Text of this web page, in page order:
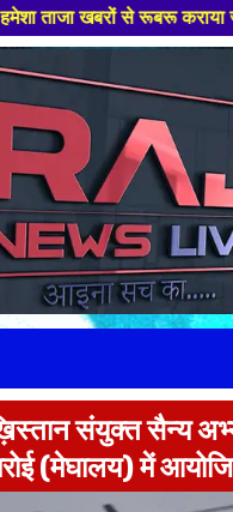
से रूबरू कराया जाएगा ,
संयुक्त सैन्य
(मेघालय) में